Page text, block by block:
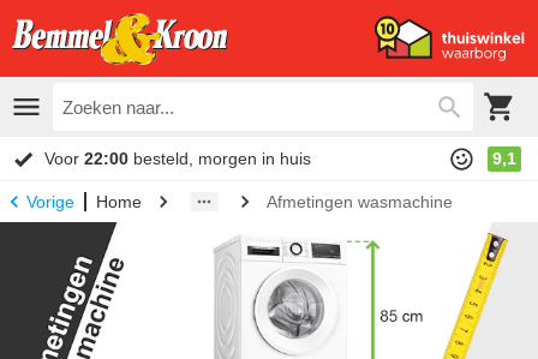
Voor 22:00 besteld, morgen in huis 9,1
Vorige Home Afmetingen wasmachine